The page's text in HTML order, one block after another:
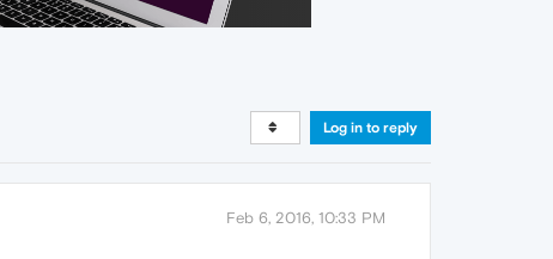
Log in to reply
Feb 6, 2016, 10:33 PM